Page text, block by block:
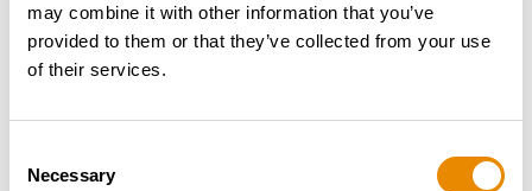
may combine it with other information that you’ve
provided to them or that they’ve collected from your use
of their services.
Selection
Necessary